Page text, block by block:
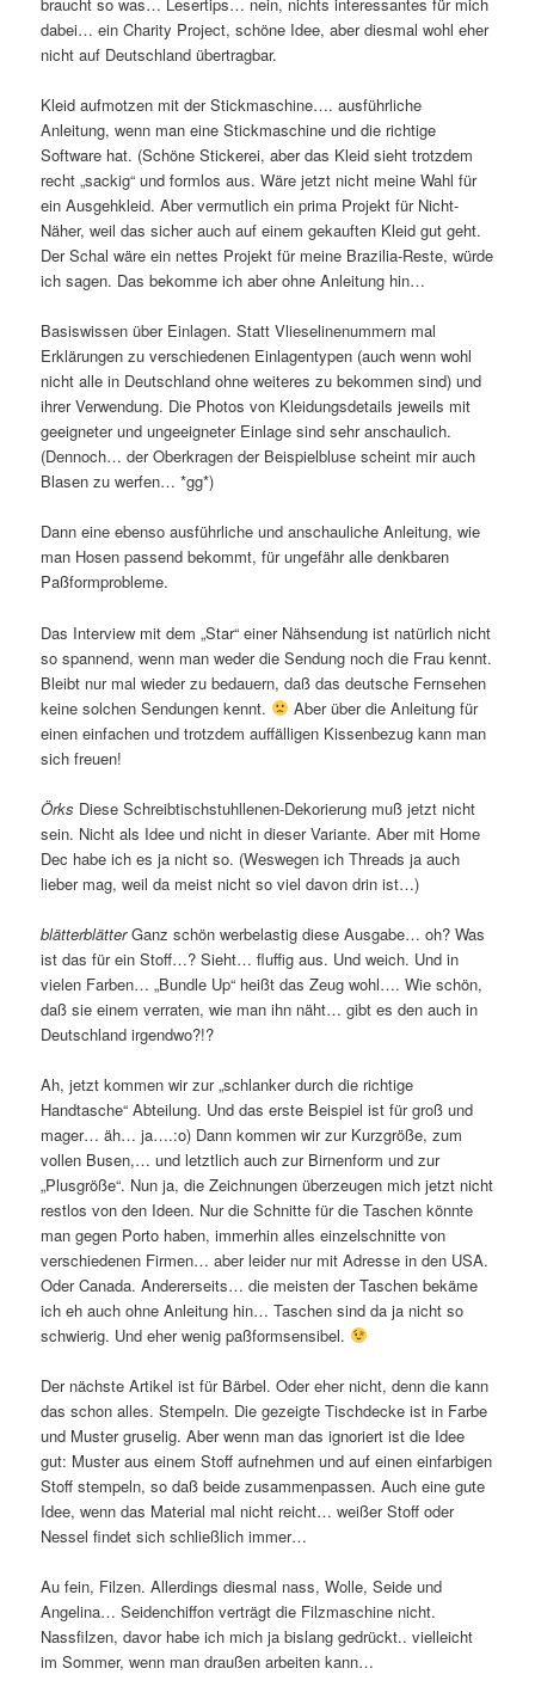
dabei… ein Charity Project, schöne Idee, aber diesmal wohl eher
nicht auf Deutschland übertragbar.
Kleid aufmotzen mit der Stickmaschine…. ausführliche
Anleitung, wenn man eine Stickmaschine und die richtige
Software hat. (Schöne Stickerei, aber das Kleid sieht trotzdem
recht „sackig“ und formlos aus. Wäre jetzt nicht meine Wahl für
ein Ausgehkleid. Aber vermutlich ein prima Projekt für Nicht-
Näher, weil das sicher auch auf einem gekauften Kleid gut geht.
Der Schal wäre ein nettes Projekt für meine Brazilia-Reste, würde
ich sagen. Das bekomme ich aber ohne Anleitung hin…
Basiswissen über Einlagen. Statt Vlieselinenummern mal
Erklärungen zu verschiedenen Einlagentypen (auch wenn wohl
nicht alle in Deutschland ohne weiteres zu bekommen sind) und
ihrer Verwendung. Die Photos von Kleidungsdetails jeweils mit
geeigneter und ungeeigneter Einlage sind sehr anschaulich.
(Dennoch… der Oberkragen der Beispielbluse scheint mir auch
Blasen zu werfen… *gg*)
Dann eine ebenso ausführliche und anschauliche Anleitung, wie
man Hosen passend bekommt, für ungefähr alle denkbaren
Paßformprobleme.
Das Interview mit dem „Star“ einer Nähsendung ist natürlich nicht
so spannend, wenn man weder die Sendung noch die Frau kennt.
Bleibt nur mal wieder zu bedauern, daß das deutsche Fernsehen
keine solchen Sendungen kennt.
Aber über die Anleitung für
einen einfachen und trotzdem auffälligen Kissenbezug kann man
sich freuen!
Örks Diese Schreibtischstuhllenen-Dekorierung muß jetzt nicht
sein. Nicht als Idee und nicht in dieser Variante. Aber mit Home
Dec habe ich es ja nicht so. (Weswegen ich Threads ja auch
lieber mag, weil da meist nicht so viel davon drin ist…)
blätterblätterGanz schön werbelastig diese Ausgabe… oh? Was
ist das für ein Stoff…? Sieht… fluffig aus. Und weich. Und in
vielen Farben… „Bundle Up“ heißt das Zeug wohl…. Wie schön,
daß sie einem verraten, wie man ihn näht… gibt es den auch in
Deutschland irgendwo?!?
Ah, jetzt kommen wir zur „schlanker durch die richtige
Handtasche“ Abteilung. Und das erste Beispiel ist für groß und
mager… äh… ja….:o) Dann kommen wir zur Kurzgröße, zum
vollen Busen,… und letztlich auch zur Birnenform und zur
„Plusgröße“. Nun ja, die Zeichnungen überzeugen mich jetzt nicht
restlos von den Ideen. Nur die Schnitte für die Taschen könnte
man gegen Porto haben, immerhin alles einzelschnitte von
verschiedenen Firmen… aber leider nur mit Adresse in den USA.
Oder Canada. Andererseits… die meisten der Taschen bekäme
ich eh auch ohne Anleitung hin… Taschen sind da ja nicht so
schwierig. Und eher wenig paßformsensibel.
Der nächste Artikel ist für Bärbel. Oder eher nicht, denn die kann
das schon alles. Stempeln. Die gezeigte Tischdecke ist in Farbe
und Muster gruselig. Aber wenn man das ignoriert ist die Idee
gut: Muster aus einem Stoff aufnehmen und auf einen einfarbigen
Stoff stempeln, so daß beide zusammenpassen. Auch eine gute
Idee, wenn das Material mal nicht reicht… weißer Stoff oder
Nessel findet sich schließlich immer…
Au fein, Filzen. Allerdings diesmal nass, Wolle, Seide und
Angelina… Seidenchiffon verträgt die Filzmaschine nicht.
Nassfilzen, davor habe ich mich ja bislang gedrückt.. vielleicht
im Sommer, wenn man draußen arbeiten kann…